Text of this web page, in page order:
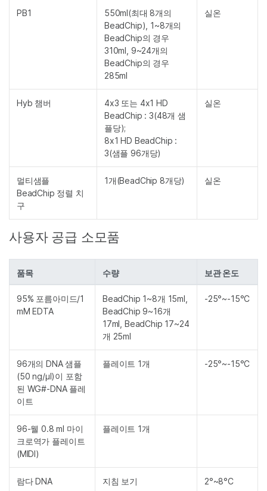
PB1
550ml(최대 8개의
BeadChip), 1~8개의
BeadChip의 경우
310ml, 9~24개의
BeadChip의 경우
285ml
실온
Hyb 챔버
4x3 또는 4x1 HD
BeadChip : 3(48개 샘
플당);
8x1 HD BeadChip :
3(샘플 96개당)
실온
멀티샘플
BeadChip 정렬 치
구
1개(BeadChip 8개당) 실온
사용자 공급 소모품
품목 수량 보관 온도
95% 포름아미드/1
mM EDTA
BeadChip 1~8개 15ml,
BeadChip 9~16개
17ml, BeadChip 17~24
개 25ml
-25°~-15°C
96개의 DNA 샘플
(50 ng/µl)이 포함
된 WG#-DNA 플레
이트
플레이트 1개 -25°~-15°C
96-웰 0.8 ml 마이
크로역가 플레이트
(MIDI)
플레이트 1개
람다 DNA 지침 보기 2°~8°C